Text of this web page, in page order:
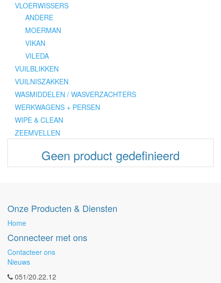
VLOERWISSERS
ANDERE
MOERMAN
VIKAN
VILEDA
VUILBLIKKEN
VUILNISZAKKEN
WASMIDDELEN / WASVERZACHTERS
WERKWAGENS + PERSEN
WIPE & CLEAN
ZEEMVELLEN
Geen product gedefinieerd
Onze Producten & Diensten
Home
Connecteer met ons
Contacteer ons
Nieuws
051/20.22.12